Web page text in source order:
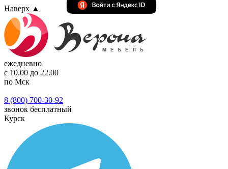
Наверх ▲
ежедневно
с 10.00 до 22.00
по Мск
8 (800) 700-30-92
звонок бесплатный
Курск